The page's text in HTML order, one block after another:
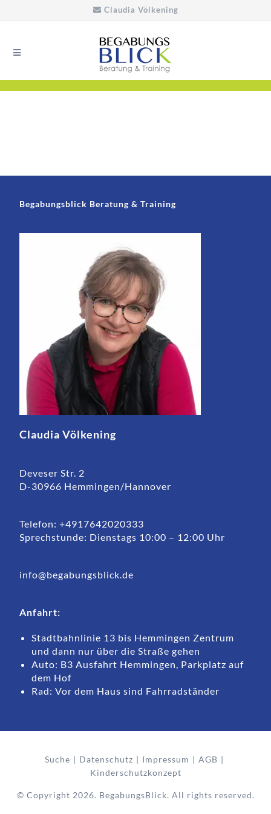
Claudia Völkening
Begabungsblick Beratung & Training
Claudia Völkening
Deveser Str. 2
D-30966 Hemmingen/Hannover
Telefon: +4917642020333
Sprechstunde: Dienstags 10:00 – 12:00 Uhr
info@begabungsblick.de
Anfahrt:
Stadtbahnlinie 13 bis Hemmingen Zentrum
und dann nur über die Straße gehen
Auto: B3 Ausfahrt Hemmingen, Parkplatz auf
dem Hof
Rad: Vor dem Haus sind Fahrradständer
Suche Datenschutz Impressum
AGB
Kinderschutzkonzept
© Copyright 2026. BegabungsBlick. All rights reserved.